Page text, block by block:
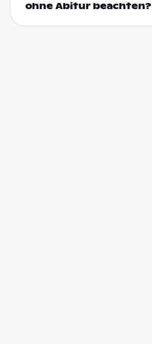
ohne Abitur beachten?